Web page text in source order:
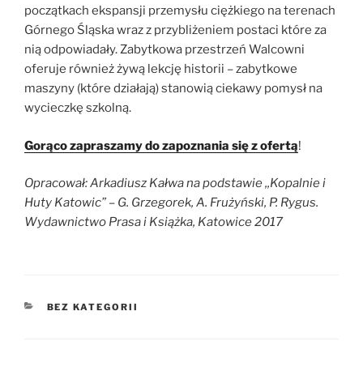
początkach ekspansji przemysłu ciężkiego na terenach
Górnego Śląska wraz z przybliżeniem postaci które za
nią odpowiadały. Zabytkowa przestrzeń Walcowni
oferuje również żywą lekcję historii – zabytkowe
maszyny (które działają) stanowią ciekawy pomysł na
wycieczkę szkolną.
Gorąco zapraszamy do zapoznania się z ofertą!
Opracował: Arkadiusz Kałwa na podstawie ,,Kopalnie i
Huty Katowic” – G. Grzegorek, A. Frużyński, P. Rygus.
Wydawnictwo Prasa i Książka, Katowice 2017
KATEGORIE
BEZ KATEGORII